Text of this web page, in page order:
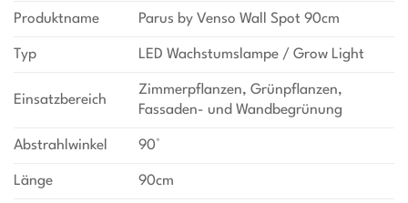
Produktname Parus by Venso Wall Spot 90cm
Typ LED Wachstumslampe / Grow Light
Einsatzbereich
Zimmerpflanzen, Grünpflanzen,
Fassaden- und Wandbegrünung
Abstrahlwinkel 90°
Länge 90cm